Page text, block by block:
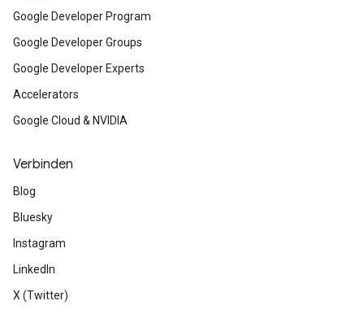
Google Developer Program
Google Developer Groups
Google Developer Experts
Accelerators
Google Cloud & NVIDIA
Verbinden
Blog
Bluesky
Instagram
LinkedIn
X (Twitter)